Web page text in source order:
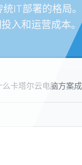
IT部署的格局
入和运营成本
么卡塔尔云电脑方案